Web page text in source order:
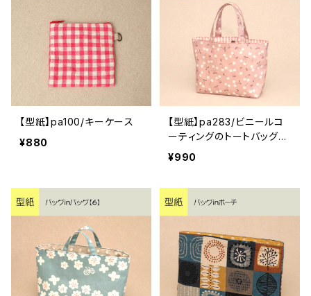
【型紙】pa100/キーケース
¥880
【型紙】pa283/ビニールコ
ーティングのトートバッグ・S
【2】
¥990